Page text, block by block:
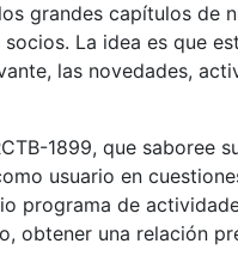
grandes capítulos de
La idea es que
las novedades,
1899, que saboree
usuario en
programa de
obtener una relación